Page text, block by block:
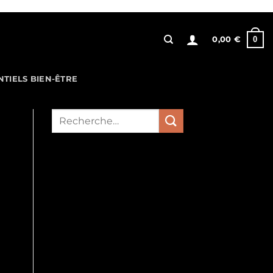
0,00 € 0
BIEN-ÊTRE